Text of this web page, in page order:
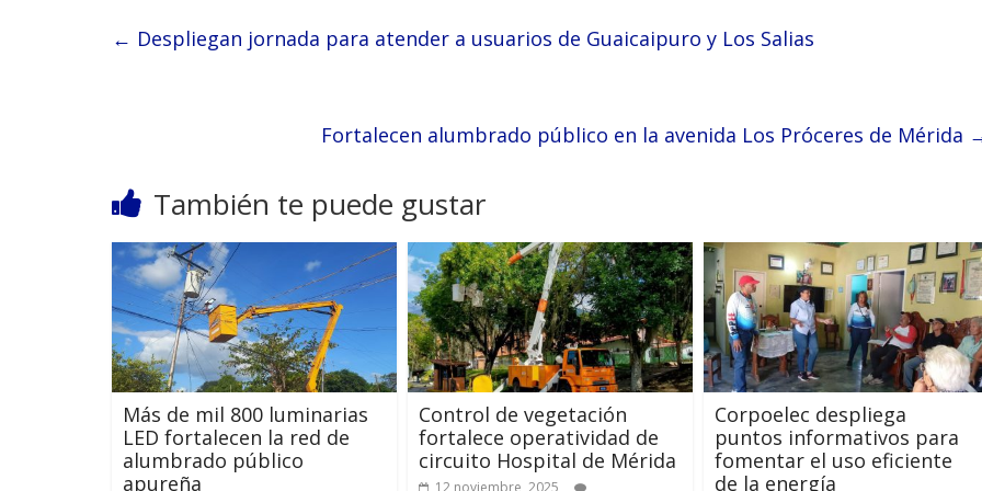
← Despliegan jornada para atender a usuarios de Guaicaipuro y Los Salias
Fortalecen alumbrado público en la avenida Los Próceres de Mérida
También te puede gustar
Más de mil 800 luminarias
LED fortalecen la red de
alumbrado público
apureña
Control de vegetación
fortalece operatividad de
circuito Hospital de Mérida
12 noviembre, 2025
Corpoelec despliega
puntos informativos para
fomentar el uso eficiente
de la energía